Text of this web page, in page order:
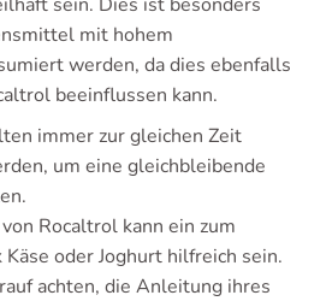
mit hohem
werden, da dies ebenfalls
beeinflussen kann.
immer zur gleichen Zeit
um eine gleichbleibende
Rocaltrol kann ein zum
oder Joghurt hilfreich sein.
achten, die Anleitung ihres